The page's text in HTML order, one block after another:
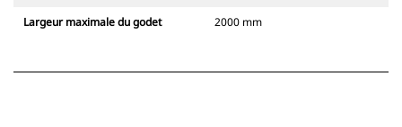
Largeur maximale du godet 2000 mm